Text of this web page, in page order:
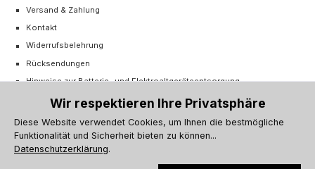
Versand & Zahlung
Kontakt
Widerrufsbelehrung
Rücksendungen
Hinweise zur Batterie- und Elektroaltgeräteentsorgung
Cookie-Einstellungen
Vertrag widerrufen
Wir respektieren Ihre Privatsphäre
Diese Website verwendet Cookies, um Ihnen die bestmögliche
Funktionalität und Sicherheit bieten zu können...
Datenschutzerklärung.